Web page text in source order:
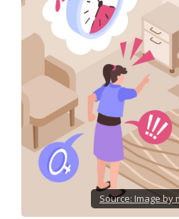
Source: Image by